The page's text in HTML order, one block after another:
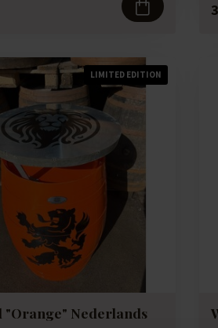
LIMITED EDITION
"Orange" Nederlands